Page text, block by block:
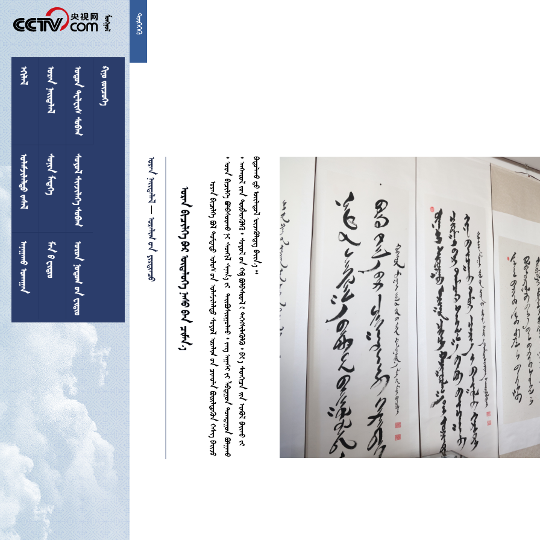


 
 
 
 
 
  
  
  
 
 

        
























































































































































































































































































 